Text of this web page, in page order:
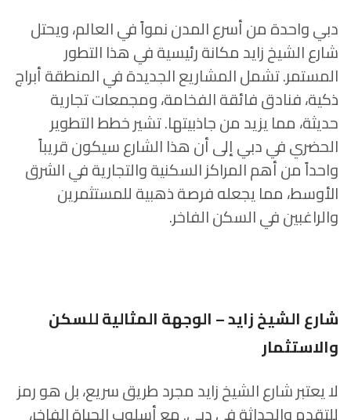
دبي واحدة من أسرع المدن نمواً في العالم، ويحتل
شارع الشيخ زايد مكانة رئيسية في هذا التطور
المستمر. تشمل المشاريع الجديدة في المنطقة أبراج
ذكية، فنادق فائقة الفخامة، ومجمعات تجارية
حديثة، مما يزيد من جاذبيتها. تشير خطط التطوير
الحضري في دبي إلى أن هذا الشارع سيكون قريباً
واحداً من أهم المراكز السكنية والتجارية في الشرق
الأوسط، مما يجعله فرصة ذهبية للمستثمرين
والراغبين في السكن الفاخر.
شارع الشيخ زايد – الوجهة المثالية للسكن
والاستثمار
لا يعتبر شارع الشيخ زايد مجرد طريق سريع، بل هو رمز
للتقدم والحداثة في دبي. مع أسلوب الحياة الفاخر،